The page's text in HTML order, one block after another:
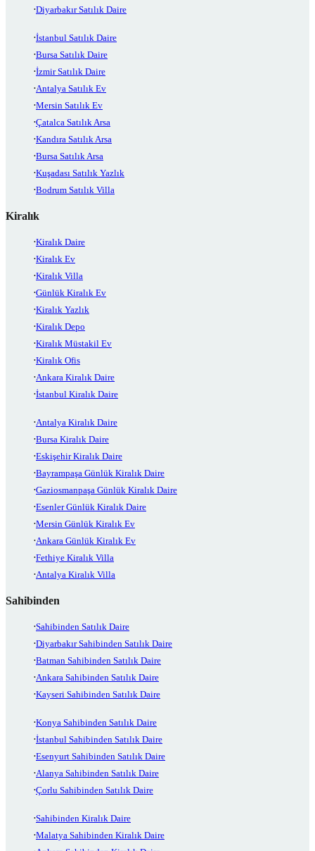
Diyarbakır Satılık Daire
İstanbul Satılık Daire
Bursa Satılık Daire
İzmir Satılık Daire
Antalya Satılık Ev
Mersin Satılık Ev
Çatalca Satılık Arsa
Kandıra Satılık Arsa
Bursa Satılık Arsa
Kuşadası Satılık Yazlık
Bodrum Satılık Villa
Kiralık
Kiralık Daire
Kiralık Ev
Kiralık Villa
Günlük Kiralık Ev
Kiralık Yazlık
Kiralık Depo
Kiralık Müstakil Ev
Kiralık Ofis
Ankara Kiralık Daire
İstanbul Kiralık Daire
Antalya Kiralık Daire
Bursa Kiralık Daire
Eskişehir Kiralık Daire
Bayrampaşa Günlük Kiralık Daire
Gaziosmanpaşa Günlük Kiralık Daire
Esenler Günlük Kiralık Daire
Mersin Günlük Kiralık Ev
Ankara Günlük Kiralık Ev
Fethiye Kiralık Villa
Antalya Kiralık Villa
Sahibinden
Sahibinden Satılık Daire
Diyarbakır Sahibinden Satılık Daire
Batman Sahibinden Satılık Daire
Ankara Sahibinden Satılık Daire
Kayseri Sahibinden Satılık Daire
Konya Sahibinden Satılık Daire
İstanbul Sahibinden Satılık Daire
Esenyurt Sahibinden Satılık Daire
Alanya Sahibinden Satılık Daire
Çorlu Sahibinden Satılık Daire
Sahibinden Kiralık Daire
Malatya Sahibinden Kiralık Daire